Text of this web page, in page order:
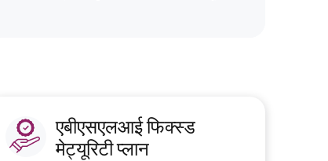
एबीएसएलआई फिक्स्ड
मेट्यूरिटी प्लान